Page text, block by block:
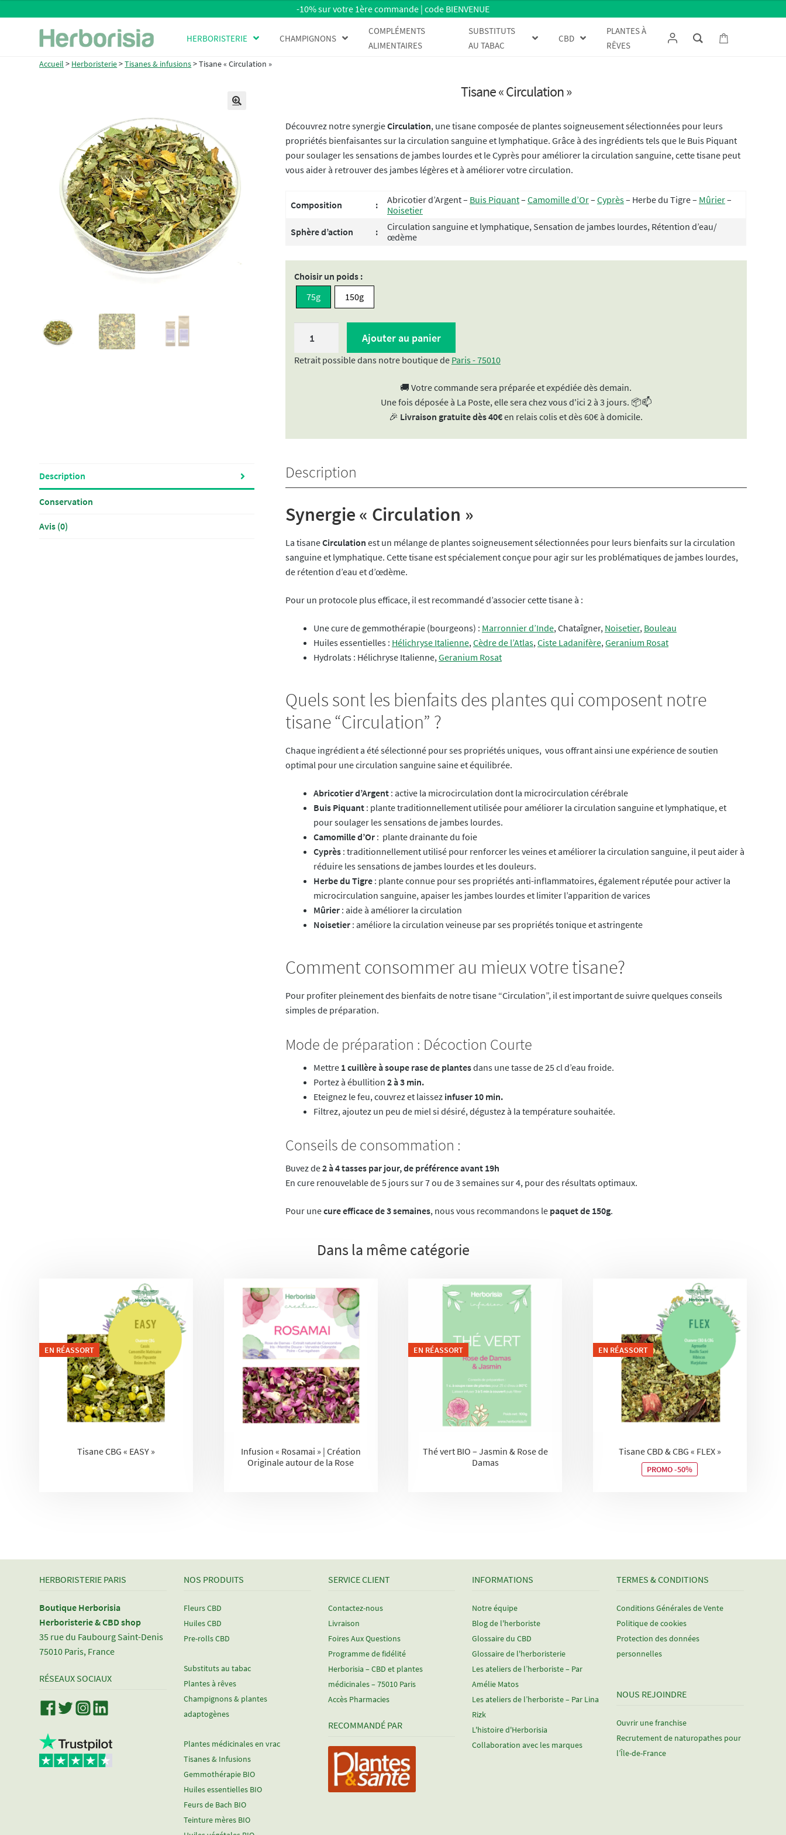
Aller
à
la
Aller
au
contenu
-10% sur votre 1ère commande | code BIENVENUE
HERBORISTERIE CHAMPIGNONS
COMPLÉMENTS
ALIMENTAIRES
SUBSTITUTS
AU TABAC
CBD
PLANTES À
RÊVES
Accueil > Herboristerie>Tisanes & infusions>Tisane « Circulation »
Tisane « Circulation »
Découvrez notre synergieCirculation, une tisane composée de plantes soigneusement sélectionnées pour leurs
propriétés bienfaisantes sur la circulation sanguine et lymphatique. Grâce à des ingrédients tels que le Buis Piquant
pour soulager les sensations de jambes lourdes et le Cyprès pour améliorer la circulation sanguine, cette tisane peut
vous aider à retrouver des jambes légères et à améliorer votre circulation.
Composition : Abricotier d’Argent – Buis Piquant– Camomille d’Or– Cyprès– Herbe du Tigre – Mûrier–
Noisetier
Sphère d’action
:
Circulation sanguine et lymphatique, Sensation de jambes lourdes, Rétention d’eau/
œdème
Choisir un poids :
75g
150g
Tisane
Ajouter au panier
Retrait possible dans notre boutique de Paris - 75010
🚚 Votre commande sera préparée et expédiée dès demain.
Une fois déposée à La Poste, elle sera chez vous d'ici 2 à 3 jours. 📦📫
🎉 Livraison gratuite dès 40€en relais colis et dès 60€ à domicile.
Description
Conservation
Avis (0)
Description
Synergie « Circulation »
La tisaneCirculation est un mélange de plantes soigneusement sélectionnées pour leurs bienfaits sur la circulation
sanguine et lymphatique. Cette tisane est spécialement conçue pour agir sur les problématiques de jambes lourdes,
de rétention d’eau et d’œdème.
Pour un protocole plus efficace, il est recommandé d’associer cette tisane à :
Une cure de gemmothérapie (bourgeons) : Marronnier d’Inde, Chataîgner, Noisetier, Bouleau
Huiles essentielles : Hélichryse Italienne, Cèdre de l’Atlas, Ciste Ladanifère, Geranium Rosat
Hydrolats : Hélichryse Italienne, Geranium Rosat
Quels sont les bienfaits des plantes qui composent notre
tisane “Circulation” ?
Chaque ingrédient a été sélectionné pour ses propriétés uniques, vous offrant ainsi une expérience de soutien
optimal pour une circulation sanguine saine et équilibrée.
Abricotier d’Argent: active la microcirculation dont la microcirculation cérébrale
Buis Piquant: plante traditionnellement utilisée pour améliorer la circulation sanguine et lymphatique, et
pour soulager les sensations de jambes lourdes.
Camomille d’Or: plante drainante du foie
Cyprès: traditionnellement utilisé pour renforcer les veines et améliorer la circulation sanguine, il peut aider à
réduire les sensations de jambes lourdes et les douleurs.
Herbe du Tigre: plante connue pour ses propriétés anti-inflammatoires, également réputée pour activer la
microcirculation sanguine, apaiser les jambes lourdes et limiter l’apparition de varices
Mûrier: aide à améliorer la circulation
Noisetier: améliore la circulation veineuse par ses propriétés tonique et astringente
Comment consommer au mieux votre tisane?
Pour profiter pleinement des bienfaits de notre tisane “Circulation”, il est important de suivre quelques conseils
simples de préparation.
Mode de préparation : Décoction Courte
Mettre1 cuillère à soupe rase de plantesdans une tasse de 25 cl d’eau froide.
Portez à ébullition 2 à 3 min.
Eteignez le feu, couvrez et laissezinfuser 10 min.
Filtrez, ajoutez un peu de miel si désiré, dégustez à la température souhaitée.
Conseils de consommation :
Buvez de2 à 4 tasses par jour, de préférence avant 19h
En cure renouvelable de 5 jours sur 7 ou de 3 semaines sur 4, pour des résultats optimaux.
Pour unecure efficace de 3 semaines, nous vous recommandons le paquet de 150g.
Dans la même catégorie
EN RÉASSORT
Tisane CBG « EASY »
Infusion « Rosamai » | Création
Originale autour de la Rose
EN RÉASSORT
Thé vert BIO – Jasmin & Rose de
Damas
EN RÉASSORT
Tisane CBD & CBG « FLEX »
PROMO -50%
HERBORISTERIE PARIS
Boutique Herborisia
Herboristerie & CBD shop
35 rue du Faubourg Saint-Denis
75010 Paris, France
RÉSEAUX SOCIAUX
NOS PRODUITS
Fleurs CBD
Huiles CBD
Pre-rolls CBD
Substituts au tabac
Plantes à rêves
Champignons & plantes
adaptogènes
Plantes médicinales en vrac
Tisanes & Infusions
Gemmothérapie BIO
Huiles essentielles BIO
Feurs de Bach BIO
Teinture mères BIO
SERVICE CLIENT
Contactez-nous
Livraison
Foires Aux Questions
Programme de fidélité
Herborisia – CBD et plantes
médicinales – 75010 Paris
Accès Pharmacies
RECOMMANDÉ PAR
INFORMATIONS
Notre équipe
Blog de l'herboriste
Glossaire du CBD
Glossaire de l'herboristerie
Les ateliers de l’herboriste – Par
Amélie Matos
Les ateliers de l’herboriste – Par Lina
Rizk
L'histoire d'Herborisia
Collaboration avec les marques
TERMES & CONDITIONS
Conditions Générales de Vente
Politique de cookies
Protection des données
personnelles
NOUS REJOINDRE
Ouvrir une franchise
Recrutement de naturopathes pour
l’Île-de-France